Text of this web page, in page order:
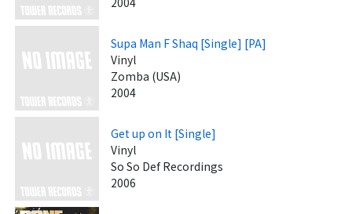
Supa Man F Shaq [Single] [PA]
Vinyl
Zomba (USA)
2004
Get up on It [Single]
Vinyl
So So Def Recordings
2006